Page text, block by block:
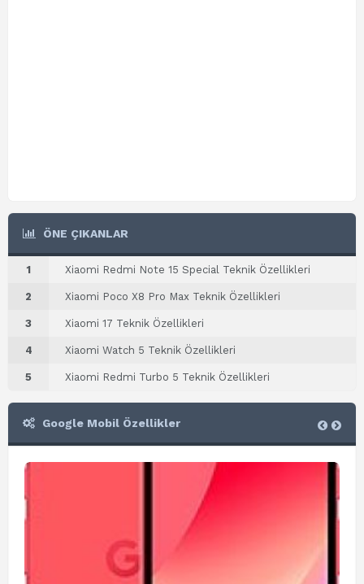
ÖNE ÇIKANLAR
1 Xiaomi Redmi Note 15 Special Teknik Özellikleri
2 Xiaomi Poco X8 Pro Max Teknik Özellikleri
3 Xiaomi 17 Teknik Özellikleri
4 Xiaomi Watch 5 Teknik Özellikleri
5 Xiaomi Redmi Turbo 5 Teknik Özellikleri
Google Mobil Özellikler